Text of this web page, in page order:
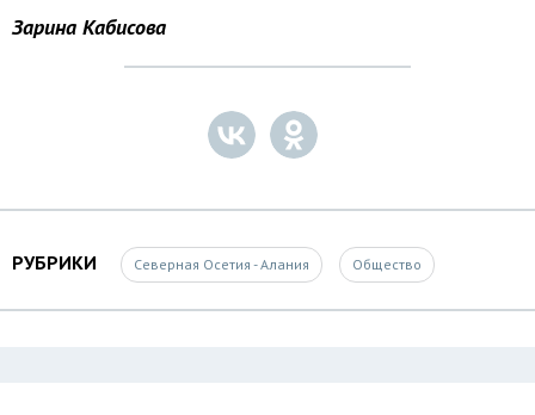
Зарина Кабисова
РУБРИКИ Северная Осетия - Алания Общество